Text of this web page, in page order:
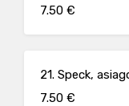
7.50 €
21. Speck,
7.50 €